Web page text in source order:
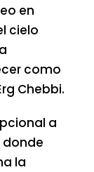
en
cielo
como
Chebbi.
a
donde
la